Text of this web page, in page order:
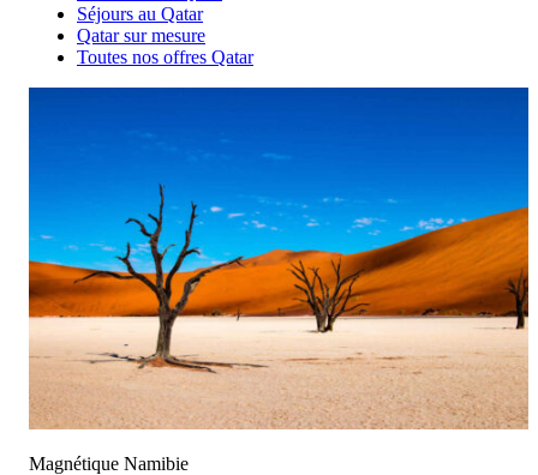
Séjours au Qatar
Qatar sur mesure
Toutes nos offres Qatar
Magnétique Namibie